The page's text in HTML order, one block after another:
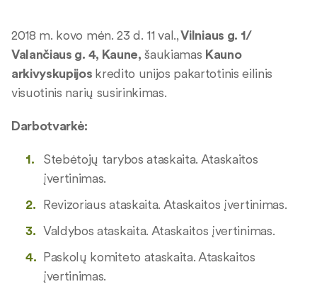
2018 m. kovo mėn. 23 d. 11 val.,Vilniaus g. 1/
Valančiaus g. 4, Kaune, šaukiamas Kauno
arkivyskupijos kredito unijos pakartotinis eilinis
visuotinis narių susirinkimas.
Darbotvarkė:
Stebėtojų tarybos ataskaita. Ataskaitos
įvertinimas.
Revizoriaus ataskaita. Ataskaitos įvertinimas.
Valdybos ataskaita. Ataskaitos įvertinimas.
Paskolų komiteto ataskaita. Ataskaitos
įvertinimas.